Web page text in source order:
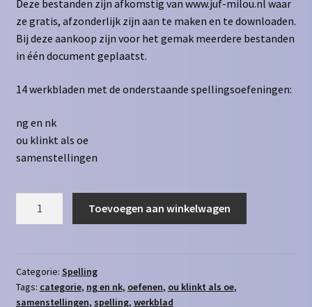
Deze bestanden zijn afkomstig van www.juf-milou.nl waar
ze gratis, afzonderlijk zijn aan te maken en te downloaden.
Bij deze aankoop zijn voor het gemak meerdere bestanden
in één document geplaatst.
14 werkbladen met de onderstaande spellingsoefeningen:
ng en nk
ou klinkt als oe
samenstellingen
Toevoegen aan winkelwagen
Categorie: Spelling
Tags: categorie, ng en nk, oefenen, ou klinkt als oe,
samenstellingen, spelling, werkblad